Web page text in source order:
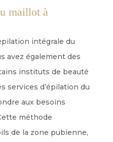
maillot à
intégrale du
avez également des
instituts de beauté
services d’épilation du
aux besoins
méthode
de la zone pubienne,